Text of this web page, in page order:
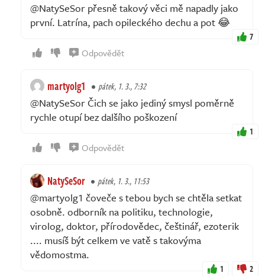
@NatySeSor přesně takový věci mě napadly jako
první. Latrína, pach opileckého dechu a pot 😂
7
Odpovědět
martyolg1 pátek, 1. 3., 7:32
@NatySeSor Čich se jako jediný smysl poměrně
rychle otupí bez dalšího poškození
1
Odpovědět
NatySeSor pátek, 1. 3., 11:53
@martyolg1 čoveče s tebou bych se chtěla setkat
osobně. odborník na politiku, technologie,
virolog, doktor, přírodovědec, češtinář, ezoterik
.... musíš být celkem ve vatě s takovýma
vědomostma.
1 2